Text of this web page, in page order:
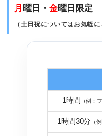
月 曜日・ 金曜日限定
（土日祝についてはお気軽に
1時間 （例：
1時間30分 （